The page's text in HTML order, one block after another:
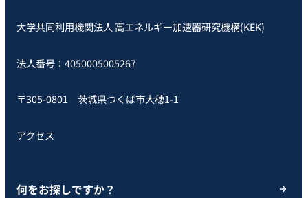
大学共同利用機関法人 高エネルギー加速器研究機構(KEK)
法人番号：4050005005267
〒305-0801 茨城県つくば市大穂1-1
アクセス
何をお探しですか？